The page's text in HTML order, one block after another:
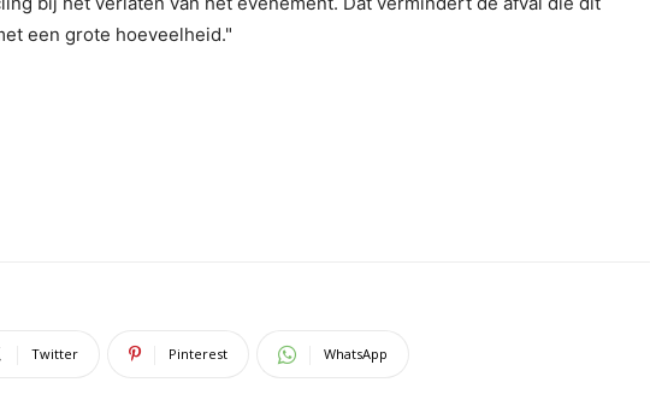
een grote hoeveelheid."
Twitter Pinterest WhatsApp